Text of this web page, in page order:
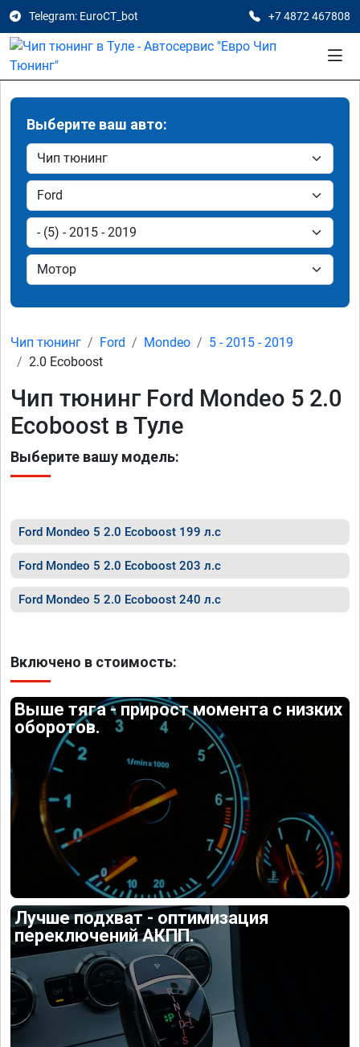
Telegram: EuroCT_bot +7 4872 467808
Выберите ваш авто:
Чип тюнинг Ford Mondeo
5 - 2015 - 2019
2.0 Ecoboost
Чип тюнинг Ford Mondeo 5 2.0
Ecoboost в Туле
Выберите вашу модель:
Ford Mondeo 5 2.0 Ecoboost 199 л.с
Ford Mondeo 5 2.0 Ecoboost 203 л.с
Ford Mondeo 5 2.0 Ecoboost 240 л.с
Включено в стоимость:
Выше тяга - прирост момента с низких
оборотов.
Лучше подхват - оптимизация
переключений АКПП.